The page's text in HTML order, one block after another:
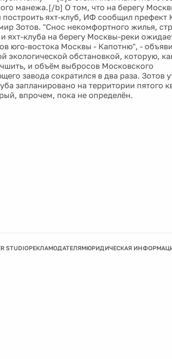
манежа.[/b] О том, что на берегу
построить яхт-клуб, ИФ сообщил префект
Зотов. "Снос некомфортного жилья,
яхт-клуба на берегу Москвы-реки
юго-востока Москвы - Капотню", -
экологической обстановкой, которую,
и объём выбросов Московского
завода сократился в два раза. Зотов
запланировано на территории пятого
впрочем, пока не определён.
STUDIOРЕКЛАМОДАТЕЛЯМЮРИДИЧЕСКАЯ